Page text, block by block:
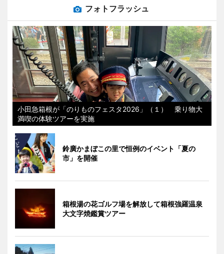
フォトフラッシュ
小田急箱根が「のりものフェスタ2026」（１） 乗り物大
満喫の体験ツアーを実施
鈴廣かまぼこの里で恒例のイベント「夏の
市」を開催
箱根湯の花ゴルフ場を解放して箱根強羅温泉
大文字焼鑑賞ツアー